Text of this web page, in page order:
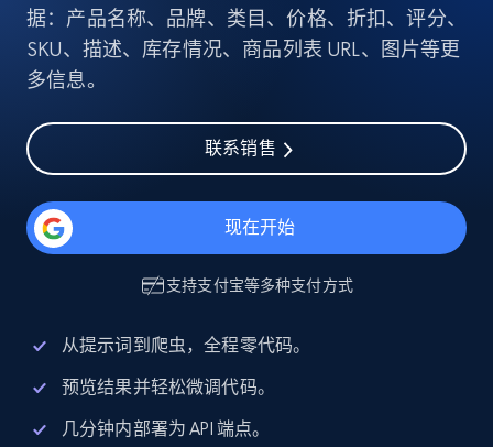
据：产品名称、品牌、类目、价格、折扣、评分、
SKU、描述、库存情况、商品列表 URL、图片等更
多信息。
联系销售
现在开始
支持支付宝等多种支付方式
从提示词到爬虫，全程零代码。
预览结果并轻松微调代码。
几分钟内部署为 API 端点。